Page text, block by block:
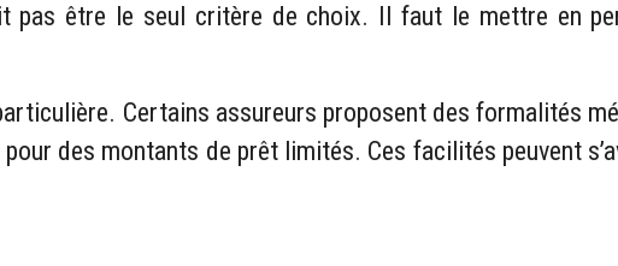
être le seul critère de choix. Il faut le mettre en
Certains assureurs proposent des formalités
des montants de prêt limités. Ces facilités peuvent